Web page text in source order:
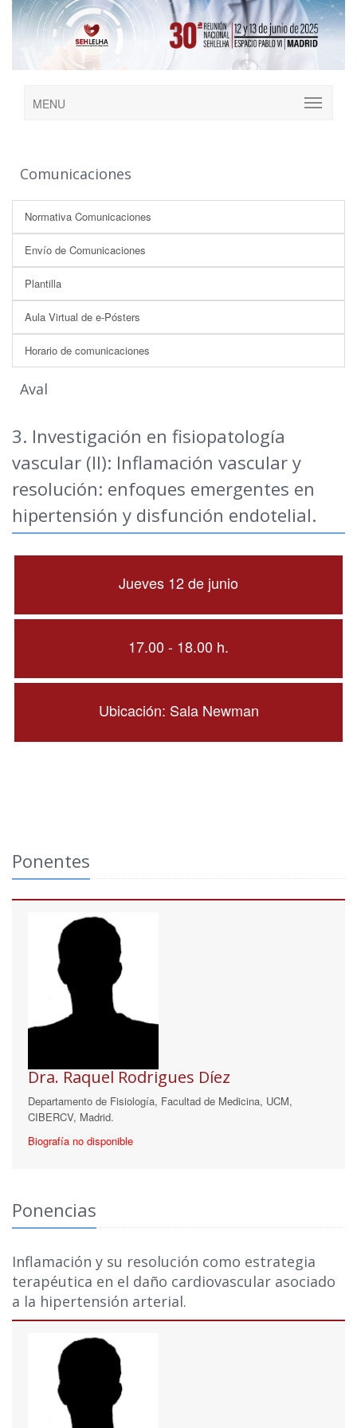
MENU
Comunicaciones
Normativa Comunicaciones
Envío de Comunicaciones
Plantilla
Aula Virtual de e-Pósters
Horario de comunicaciones
Aval
3. Investigación en fisiopatología
vascular (II): Inflamación vascular y
resolución: enfoques emergentes en
hipertensión y disfunción endotelial.
Jueves 12 de junio
17.00 - 18.00 h.
Ubicación: Sala Newman
Ponentes
Dra. Raquel Rodrigues Díez
Departamento de Fisiología, Facultad de Medicina, UCM,
CIBERCV, Madrid.
Biografía no disponible
Ponencias
Inflamación y su resolución como estrategia
terapéutica en el daño cardiovascular asociado
a la hipertensión arterial.